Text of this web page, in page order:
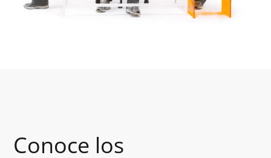
beneficiospara